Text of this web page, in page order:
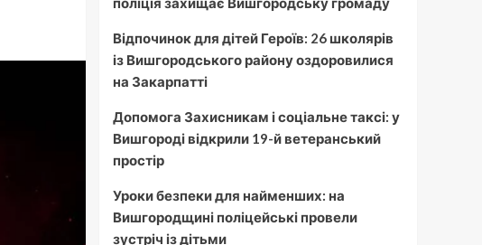
Відпочинок для дітей Героїв: 26 школярів
із Вишгородського району оздоровилися
на Закарпатті
Допомога Захисникам і соціальне таксі: у
Вишгороді відкрили 19-й ветеранський
простір
Уроки безпеки для найменших: на
Вишгородщині поліцейські провели
зустріч із дітьми